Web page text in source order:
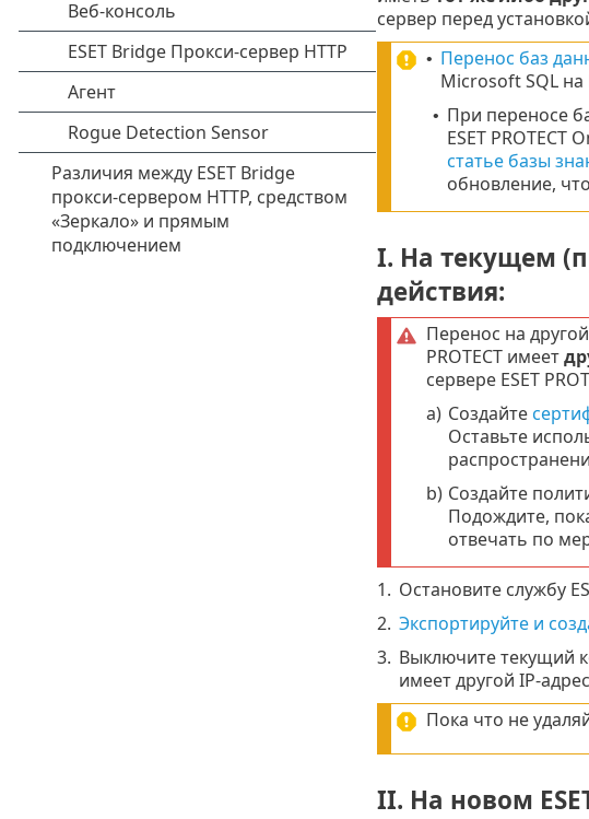
сервер перед
• Перенос баз
Microsoft SQL
• При переносе
ESET
статье базы
обновление,
I. На текущем
действия:
Перенос на
PROTECT имеет
сервере ESET
a) Создайте
Оставьте
b) Создайте
Подождите,
отвечать по
1. Остановите службу
2. Экспортируйте и
3. Выключите текущий
имеет другой IP-
Пока что не
II. На новом